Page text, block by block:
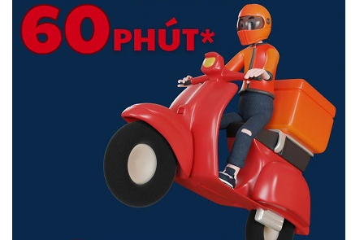
Tốc độ chuyển gói 11,9 Mpps
4K
1,5Mb
16KB